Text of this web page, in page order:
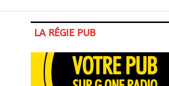
LA RÉGIE PUB